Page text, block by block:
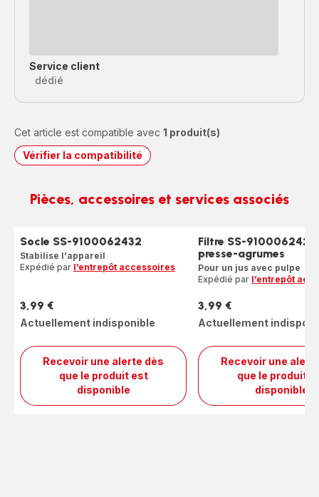
Service client
dédié
Cet article est compatible avec 1 produit(s)
Vérifier la compatibilité
Pièces, accessoires et services associés
Recevoir une alerte dès
que le produit est
disponible
Socle
SS-
9100062432
Socle SS-9100062432
Stabilise l'appareil
Expédié par l’entrepôt accessoires
Prix
3,99 €
Actuellement indisponible
Recevoir une
que le produit
disponible
Filtre
SS-
Filtre SS-
presse-agrumes
Pour un jus avec pulpe
Expédié par l’entrepôt
Prix
3,99 €
Actuellement